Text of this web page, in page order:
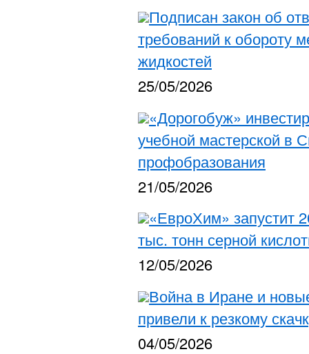
Подписан закон об
требований к обороту
жидкостей
25/05/2026
«Дорогобуж»
учебной мастерской в
профобразования
21/05/2026
«ЕвроХим» запустит
тыс. тонн серной
12/05/2026
Война в Иране и
привели к резкому
04/05/2026